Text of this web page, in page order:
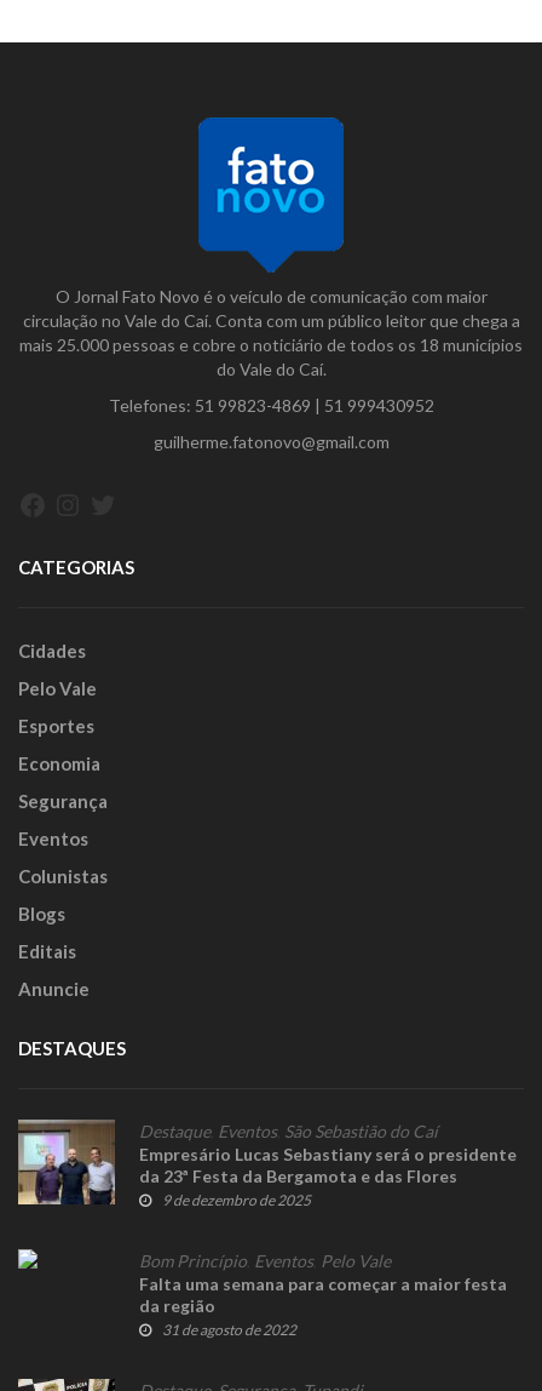
O Jornal Fato Novo é o veículo de comunicação com maior
circulação no Vale do Caí. Conta com um público leitor que chega a
mais 25.000 pessoas e cobre o noticiário de todos os 18 municípios
do Vale do Caí.
Telefones: 51 99823-4869 | 51 999430952
guilherme.fatonovo@gmail.com
CATEGORIAS
Cidades
Pelo Vale
Esportes
Economia
Segurança
Eventos
Colunistas
Blogs
Editais
Anuncie
DESTAQUES
Destaque, Eventos, São Sebastião do Caí
Empresário Lucas Sebastiany será o presidente
da 23ª Festa da Bergamota e das Flores
9 de dezembro de 2025
Bom Princípio Eventos, Pelo Vale
Falta uma semana para começar a maior festa
da região
31 de agosto de 2022